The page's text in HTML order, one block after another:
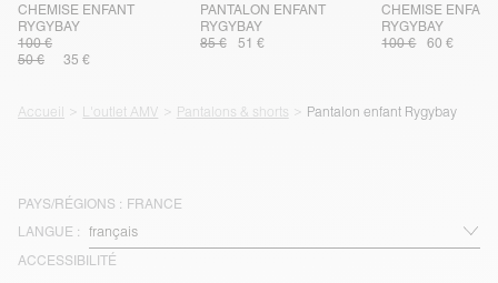
CHEMISE ENFANT
RYGYBAY
100 €
50 €
35 €
PANTALON ENFANT
RYGYBAY
85 €
51 €
CHEMISE ENFANT
RYGYBAY
100 €
60 €
Accueil L'outlet AMV Pantalons & shorts Pantalon enfant Rygybay
PAYS/RÉGIONS : FRANCE
LANGUE :
ACCESSIBILITÉ